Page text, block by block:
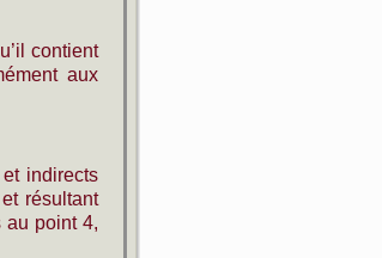
contient
aux
indirects
résultant
au point 4,